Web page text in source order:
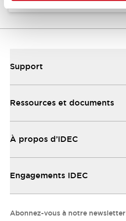
Support
Ressources et documents
À propos d’IDEC
Engagements IDEC
Abonnez-vous à notre newsletter